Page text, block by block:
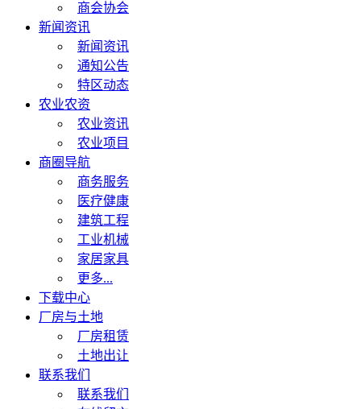
商会协会
新闻资讯
新闻资讯
通知公告
特区动态
农业农资
农业资讯
农业项目
商圈导航
商务服务
医疗健康
建筑工程
工业机械
家居家具
更多...
下载中心
厂房与土地
厂房租赁
土地出让
联系我们
联系我们